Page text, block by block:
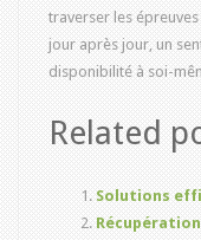
traverser les
jour après jour, un
disponibilité à soi-
Related
Solutions